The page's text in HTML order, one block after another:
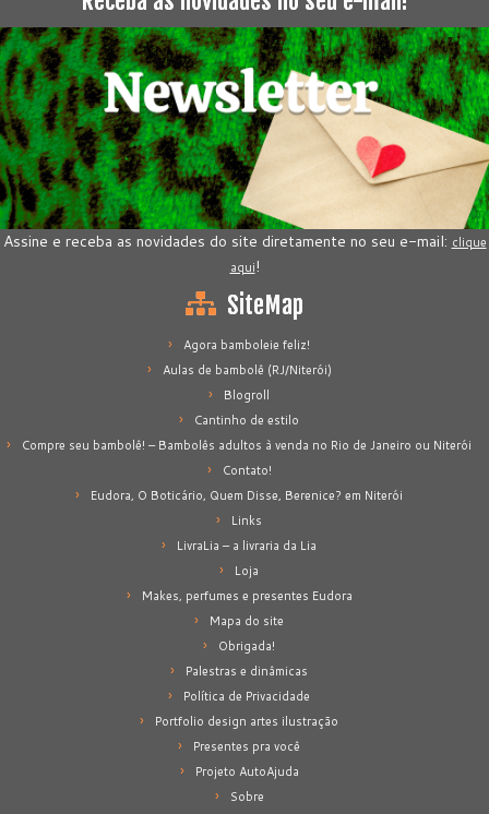
Assine e receba as novidades do site diretamente no seu e-mail: clique
aqui!
SiteMap
Agora bamboleie feliz!
Aulas de bambolê (RJ/Niterói)
Blogroll
Cantinho de estilo
Compre seu bambolê! – Bambolês adultos à venda no Rio de Janeiro ou Niterói
Contato!
Eudora, O Boticário, Quem Disse, Berenice? em Niterói
Links
LivraLia – a livraria da Lia
Loja
Makes, perfumes e presentes Eudora
Mapa do site
Obrigada!
Palestras e dinâmicas
Política de Privacidade
Portfolio design artes ilustração
Presentes pra você
Projeto AutoAjuda
Sobre